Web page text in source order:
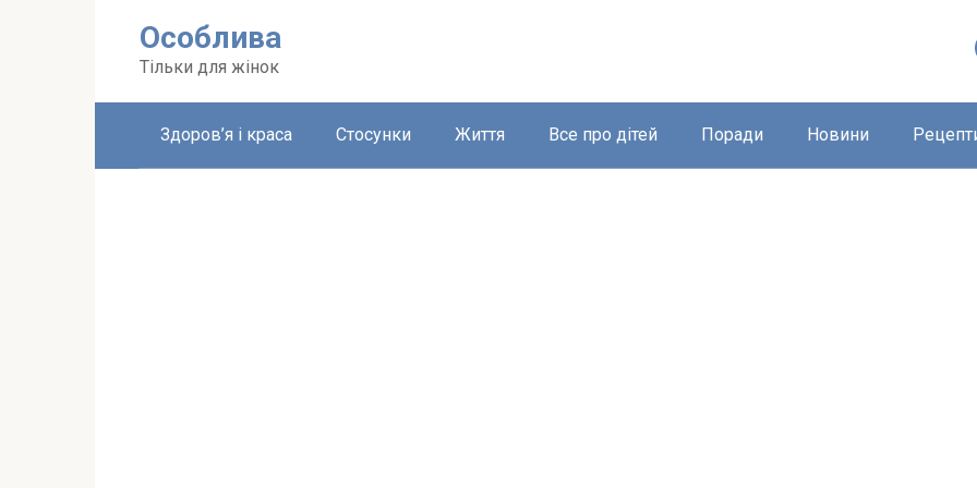
Особлива
Тільки для жінок
Здоров’я і краса Стосунки Життя Все про дітей Поради Новини